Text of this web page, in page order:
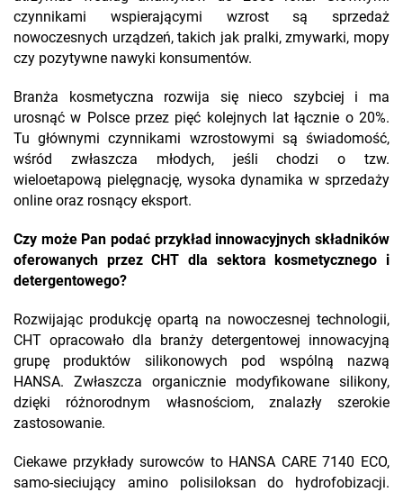
czynnikami wspierającymi wzrost są sprzedaż
nowoczesnych urządzeń, takich jak pralki, zmywarki, mopy
czy pozytywne nawyki konsumentów.
Branża kosmetyczna rozwija się nieco szybciej i ma
urosnąć w Polsce przez pięć kolejnych lat łącznie o 20%.
Tu głównymi czynnikami wzrostowymi są świadomość,
wśród zwłaszcza młodych, jeśli chodzi o tzw.
wieloetapową pielęgnację, wysoka dynamika w sprzedaży
online oraz rosnący eksport.
Czy może Pan podać przykład innowacyjnych składników
oferowanych przez CHT dla sektora kosmetycznego i
detergentowego?
Rozwijając produkcję opartą na nowoczesnej technologii,
CHT opracowało dla branży detergentowej innowacyjną
grupę produktów silikonowych pod wspólną nazwą
HANSA. Zwłaszcza organicznie modyfikowane silikony,
dzięki różnorodnym własnościom, znalazły szerokie
zastosowanie.
Ciekawe przykłady surowców to HANSA CARE 7140 ECO,
samo-sieciujący amino polisiloksan do hydrofobizacji.